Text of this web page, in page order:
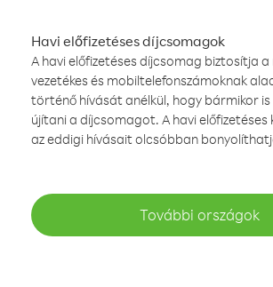
Havi előfizetéses díjcsomagok
A havi előfizetéses díjcsomag biztosítja a
vezetékes és mobiltelefonszámoknak
történő hívását anélkül, hogy bármikor is
újítani a díjcsomagot. A havi előfizetéses
az eddigi hívásait olcsóbban
További országok